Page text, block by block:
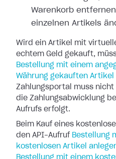
Warenkorb
einzelnen Artikels
Wird ein Artikel mit
echtem Geld gekauft,
Bestellung mit einem
Währung gekauften Artikel
Zahlungsportal muss
die Zahlungsabwicklung
Aufrufs erfolgt.
Beim Kauf eines
den API-Aufruf Bestellung
kostenlosen Artikel
Bestellung mit einem